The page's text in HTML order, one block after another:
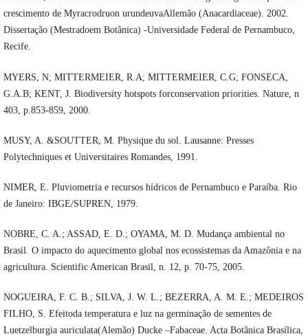
crescimento de Myracrodruon urundeuvaAllemão (Anacardiaceae). 2002.
Dissertação (Mestradoem Botânica) -Universidade Federal de Pernambuco,
Recife.
MYERS, N; MITTERMEIER, R.A; MITTERMEIER, C.G; FONSECA,
G.A.B; KENT, J. Biodiversity hotspots forconservation priorities. Nature, n
403, p.853-859, 2000.
MUSY, A. &SOUTTER, M. Physique du sol. Lausanne: Presses
Polytechniques et Universitaires Romandes, 1991.
NIMER, E. Pluviometria e recursos hídricos de Pernambuco e Paraíba. Rio
de Janeiro: IBGE/SUPREN, 1979.
NOBRE, C. A.; ASSAD, E. D.; OYAMA, M. D. Mudança ambiental no
Brasil. O impacto do aquecimento global nos ecossistemas da Amazônia e na
agricultura. Scientific American Brasil, n. 12, p. 70-75, 2005.
NOGUEIRA, F. C. B.; SILVA, J. W. L.; BEZERRA, A. M. E.; MEDEIROS
FILHO, S. Efeitoda temperatura e luz na germinação de sementes de
Luetzelburgia auriculata(Alemão) Ducke –Fabaceae. Acta Botânica Brasílica,